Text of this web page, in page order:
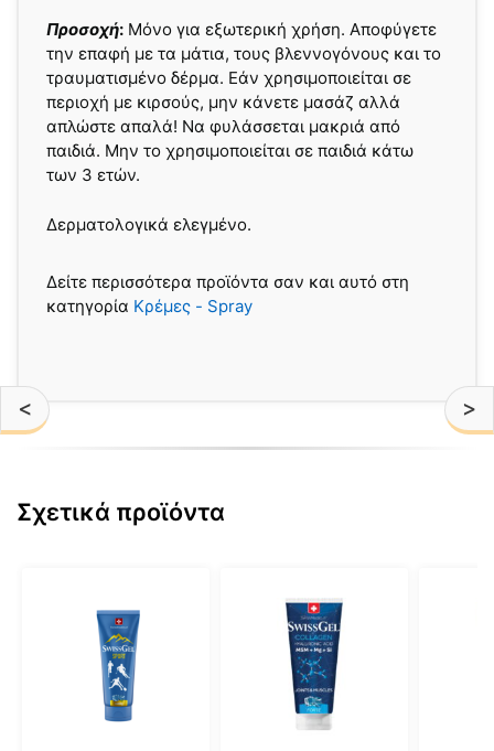
< >
Προσοχή: Μόνο για εξωτερική χρήση. Αποφύγετε
την επαφή με τα μάτια, τους βλεννογόνους και το
τραυματισμένο δέρμα. Εάν χρησιμοποιείται σε
περιοχή με κιρσούς, μην κάνετε μασάζ αλλά
απλώστε απαλά! Να φυλάσσεται μακριά από
παιδιά. Μην το χρησιμοποιείται σε παιδιά κάτω
των 3 ετών.
Δερματολογικά ελεγμένο.
Δείτε περισσότερα προϊόντα σαν και αυτό στη
κατηγορία Κρέμες - Spray
Σχετικά προϊόντα